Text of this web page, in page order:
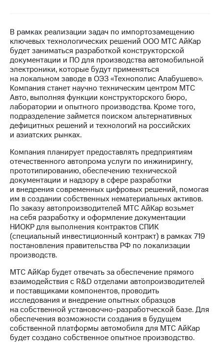
Контакты
Новости
в
регионе
и акционерам
Корпоративное
управление
Корпоративный
секретарь
информации
Информация
акционерам
Документы
ПАО
"МТС"
Собрания
акционеров
Личный
кабинет
акционера
Акционерный
Контроль
и
аудит
Рынок
акций
Описание
Программа
В рамках реализации задач по импортозамещению
ключевых технологических решений ООО МТС АйКар
будет заниматься разработкой конструкторской
документации и ПО для производства автомобильной
электроники, которые будут применяться
на локальном заводе в ОЭЗ «Технополис Алабушево».
Компания станет научно техническим центром МТС
Авто, выполняя функции конструкторского бюро,
лаборатории и опытного производства. Кроме того,
подразделение займется поиском альтернативных
дефицитных решений и технологий на российских
и азиатских рынках.
Компания планирует предоставлять предприятиям
отечественного автопрома услуги по инжинирингу,
прототипированию, обеспечению технической
документации и надзору в сфере разработки
и внедрения современных цифровых решений, помогая
им в создании собственных нематериальных активов.
По заказу автопроизводителей МТС АйКар возьмет
на себя разработку и оформление документации
НИОКР для выполнения контрактов СПИК
(специальный инвестиционный контракт) в рамках 719
постановления правительства РФ по локализации
производств.
МТС АйКар будет отвечать за обеспечение прямого
взаимодействия с R&D отделами автопроизводителей
и поставщиками компонентов, проводить
исследования и внедрение опытных образцов
на собственной установочно-разработческой базе. Для
обеспечения возможности создания в будущем
собственной платформы автомобиля для МТС АйКар
будет создано собственное опытное производство.